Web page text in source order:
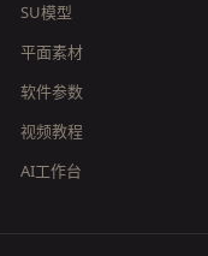
SU模型
平面素材
软件参数
视频教程
AI工作台